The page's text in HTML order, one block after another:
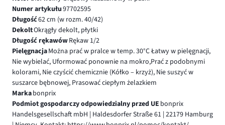
Numer artykułu97702595
Długość62 cm (w rozm. 40/42)
DekoltOkrągły dekolt, płytki
Długość rękawówRękaw 1/2
PielęgnacjaMożna prać w pralce w temp. 30°C Łatwy w pielęgnacji,
Nie wybielać, Uformować ponownie na mokro,Prać z podobnymi
kolorami, Nie czyścić chemicznie (Kółko – krzyż), Nie suszyć w
suszarce bębnowej, Prasować ciepłym żelazkiem
Markabonprix
Podmiot gospodarczy odpowiedzialny przed UE bonprix
Handelsgesellschaft mbH | Haldesdorfer Straße 61 | 22179 Hamburg